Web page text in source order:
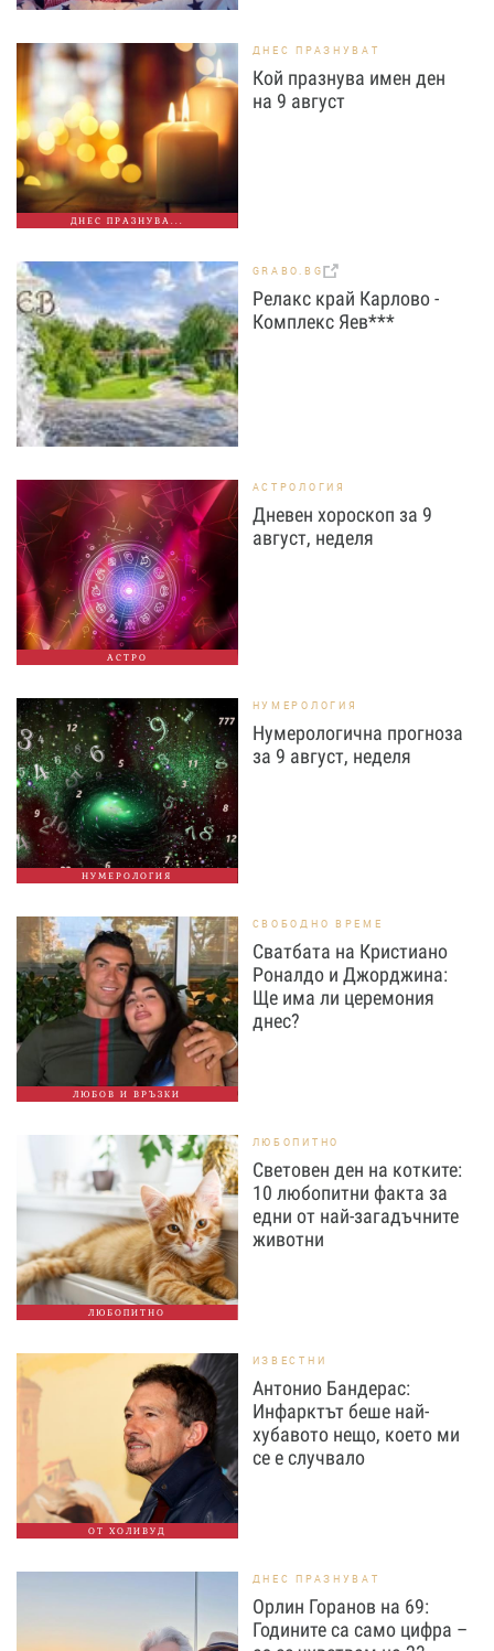
ДНЕС ПРАЗНУВА...
ДНЕС ПРАЗНУВАТ
Кой празнува имен ден
на 9 август
GRABO.BG
Релакс край Карлово -
Комплекс Яев***
АСТРО
АСТРОЛОГИЯ
Дневен хороскоп за 9
август, неделя
НУМЕРОЛОГИЯ
НУМЕРОЛОГИЯ
Нумерологична прогноза
за 9 август, неделя
ЛЮБОВ И ВРЪЗКИ
СВОБОДНО ВРЕМЕ
Сватбата на Кристиано
Роналдо и Джорджина:
Ще има ли церемония
днес?
ЛЮБОПИТНО
ЛЮБОПИТНО
Световен ден на котките:
10 любопитни факта за
едни от най-загадъчните
животни
ОТ ХОЛИВУД
ИЗВЕСТНИ
Антонио Бандерас:
Инфарктът беше най-
хубавото нещо, което ми
се е случвало
ДНЕС ПРАЗНУВАТ
Орлин Горанов на 69:
Годините са само цифра –